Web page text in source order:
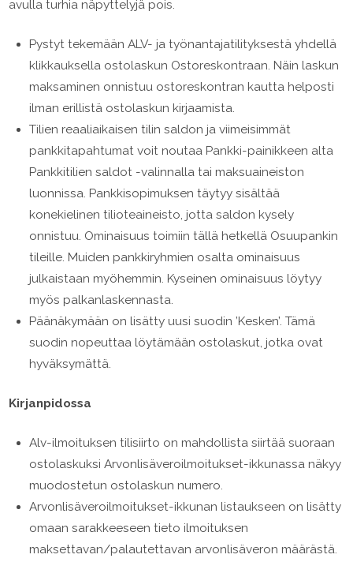
avulla turhia näpyttelyjä pois.
Pystyt tekemään ALV- ja työnantajatilityksestä yhdellä
klikkauksella ostolaskun Ostoreskontraan. Näin laskun
maksaminen onnistuu ostoreskontran kautta helposti
ilman erillistä ostolaskun kirjaamista.
Tilien reaaliaikaisen tilin saldon ja viimeisimmät
pankkitapahtumat voit noutaa Pankki-painikkeen alta
Pankkitilien saldot -valinnalla tai maksuaineiston
luonnissa. Pankkisopimuksen täytyy sisältää
konekielinen tilioteaineisto, jotta saldon kysely
onnistuu. Ominaisuus toimiin tällä hetkellä Osuupankin
tileille. Muiden pankkiryhmien osalta ominaisuus
julkaistaan myöhemmin. Kyseinen ominaisuus löytyy
myös palkanlaskennasta.
Päänäkymään on lisätty uusi suodin ’Kesken’. Tämä
suodin nopeuttaa löytämään ostolaskut, jotka ovat
hyväksymättä.
Kirjanpidossa
Alv-ilmoituksen tilisiirto on mahdollista siirtää suoraan
ostolaskuksi Arvonlisäveroilmoitukset-ikkunassa näkyy
muodostetun ostolaskun numero.
Arvonlisäveroilmoitukset-ikkunan listaukseen on lisätty
omaan sarakkeeseen tieto ilmoituksen
maksettavan/palautettavan arvonlisäveron määrästä.